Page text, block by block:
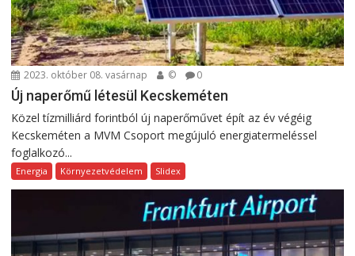
2023. október 08. vasárnap © 0
Új naperőmű létesül Kecskeméten
Közel tízmilliárd forintból új naperőművet épít az év végéig
Kecskeméten a MVM Csoport megújuló energiatermeléssel
foglalkozó...
Energia Környezetvédelem Slidex